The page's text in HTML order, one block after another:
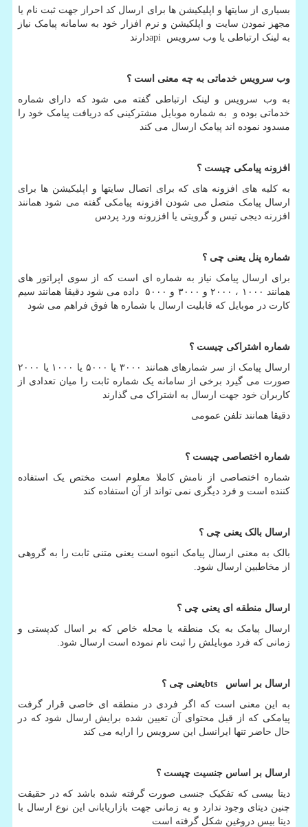
بسیاری از سایتها و اپلیکیشن ها برای ارسال کد احراز جهت ثبت نام یا
مجهز نمودن سایت و اپلکیشن و نرم افزار خود به سامانه پیامک نیاز
به لینک ارتباطی یا وب سرویس apiدارند
وب سرویس خدماتی به چه معنی است ؟
به وب سرویس و لینک ارتباطی گفته می شود که دارای شماره
خدماتی بوده و به شماره موبایل مشترکینی که دریافت پیامک خود را
مسدود نموده اند پیامک ارسال می کند
افزونه پیامکی چیست ؟
به کلیه های افزونه های که برای اتصال سایتها و اپلیکیشن ها برای
ارسال پیامک متصل می شودن افزونه پیامکی گفته می شود همانند
افزرنه دیجی تیس و گرویتی یا افزرونه ورد پردس
شماره پنل یعنی چی ؟
برای ارسال پیامک نیاز به شماره ای است که از سوی اپراتور های
همانند ۱۰۰۰ ، ۲۰۰۰ و ۳۰۰۰ و ۵۰۰۰ داده می شود دقیقا همانند سیم
کارت در موبایل که قابلیت ارسال با شماره ها فوق فراهم می شود
شماره اشتراکی چیست ؟
ارسال پیامک از سر شمارهای همانند ۳۰۰۰ یا ۵۰۰۰ یا ۱۰۰۰ یا ۲۰۰۰
صورت می گیرد برخی از سامانه یک شماره ثابت را میان تعدادی از
کاربران خود جهت ارسال به اشتراک می گذارند
دقیقا همانند تلفن عمومی
شماره اختصاصی چیست ؟
شماره اختصاصی از نامش کاملا معلوم است مختص یک استفاده
کننده است و فرد دیگری نمی تواند از آن استفاده کند
ارسال بالک یعنی چی ؟
بالک به معنی ارسال پیامک انبوه است یعنی متنی ثابت را به گروهی
از مخاطبین ارسال شود.
ارسال منطقه ای یعنی چی ؟
ارسال پیامک به یک منطقه یا محله خاص که بر اسال کدپستی و
زمانی که فرد موبایلش را ثبت نام نموده است ارسال شود.
ارسال بر اساس btsیعنی چی ؟
به این معنی است که اگر فردی در منطقه ای خاصی قرار گرفت
پیامکی که از قبل محتوای آن تعیین شده برایش ارسال شود که در
حال حاضر تنها ایرانسل این سرویس را ارایه می کند
ارسال بر اساس جنسیت چیست ؟
دیتا بیسی که تفکیک جنسی صورت گرفته شده باشد که در حقیقت
چنین دیتای وجود ندارد و یه زمانی جهت بازاریابانی این نوع ارسال با
دیتا بیس دروغین شکل گرفته است